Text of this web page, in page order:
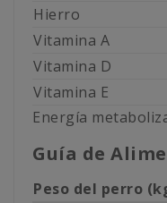
Hierro
Vitamina A
Vitamina D
Vitamina E
Energía
Guía de
Peso del perro